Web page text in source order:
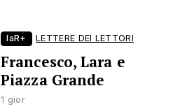
laR+ LETTERE DEI LETTORI
Francesco, Lara e
Piazza Grande
1 gior